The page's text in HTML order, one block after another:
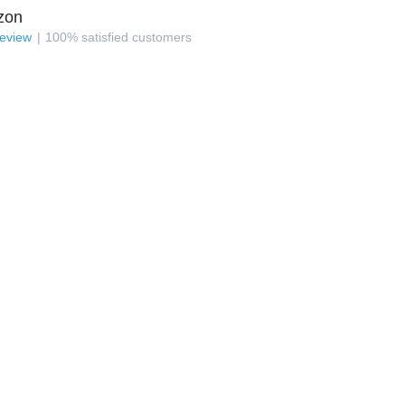
100% satisfied customers